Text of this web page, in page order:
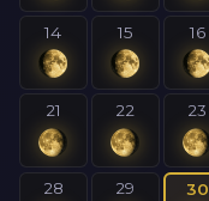
14 15 16
21 22 23
28 29 30